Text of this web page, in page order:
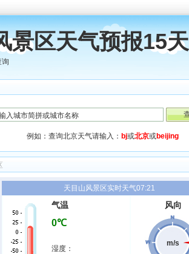
景区天气预报15天
例如：查询北京天气请输入： bj或北京或beijing
天目山风景区实时天气07:21
气温
0℃
湿度：
风向
m/s